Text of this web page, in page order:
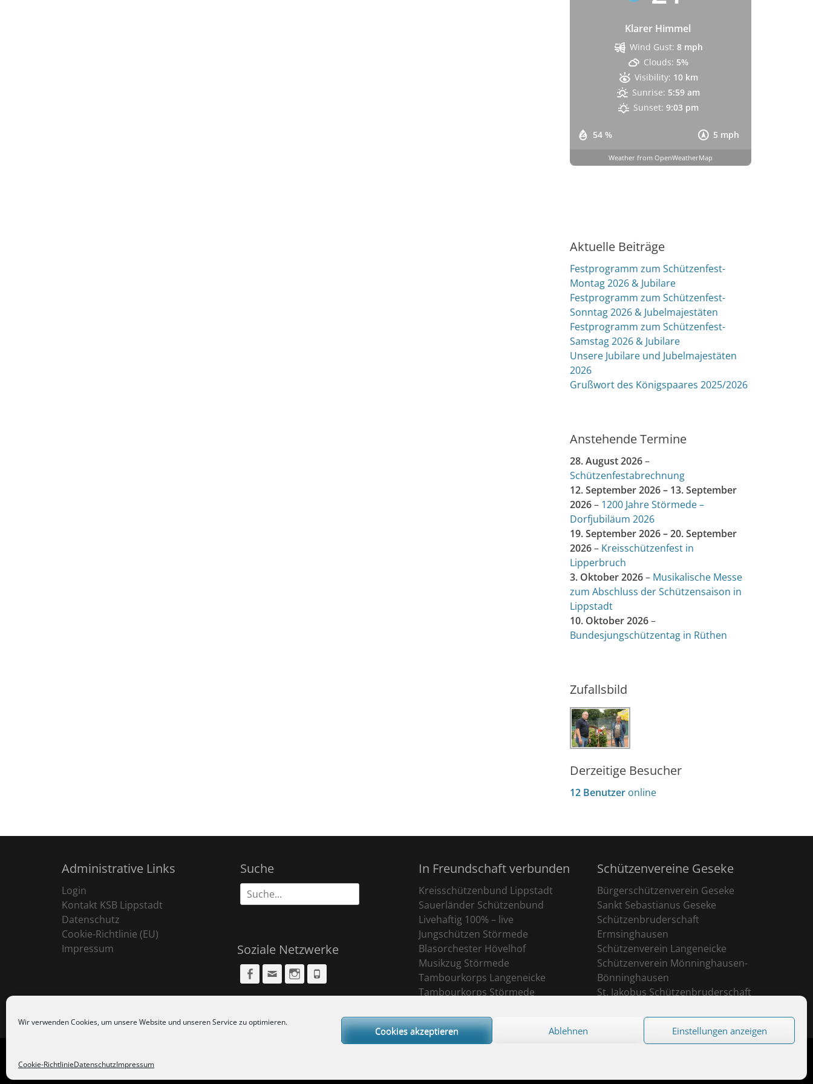
Wir verwenden Cookies, um unsere Website und unseren Service zu optimieren.
Cookies akzeptieren Ablehnen Einstellungen anzeigen
Cookie-RichtlinieDatenschutzImpressum
Klarer Himmel
54 % 5 mph
Wind Gust: 8 mph
Clouds: 5%
Visibility: 10 km
Sunrise: 5:59 am
Sunset: 9:03 pm
Weather from OpenWeatherMap
Aktuelle Beiträge
Festprogramm zum Schützenfest-
Montag 2026 & Jubilare
Festprogramm zum Schützenfest-
Sonntag 2026 & Jubelmajestäten
Festprogramm zum Schützenfest-
Samstag 2026 & Jubilare
Unsere Jubilare und Jubelmajestäten
2026
Grußwort des Königspaares 2025/2026
Anstehende Termine
28. August 2026–
Schützenfestabrechnung
12. September 2026– 13. September
2026– 1200 Jahre Störmede –
Dorfjubiläum 2026
19. September 2026–20. September
2026– Kreisschützenfest in
Lipperbruch
3. Oktober 2026– Musikalische Messe
zum Abschluss der Schützensaison in
Lippstadt
10. Oktober 2026–
Bundesjungschützentag in Rüthen
Zufallsbild
Derzeitige Besucher
12 Benutzer online
Administrative Links
Login
Kontakt KSB Lippstadt
Datenschutz
Cookie-Richtlinie (EU)
Impressum
Suche
Suche
nach:
Soziale Netzwerke
Facebook
Email Instagram
In Freundschaft verbunden
Kreisschützenbund Lippstadt
Sauerländer Schützenbund
Livehaftig 100% – live
Jungschützen Störmede
Blasorchester Hövelhof
Musikzug Störmede
Tambourkorps Langeneicke
Tambourkorps Störmede
Schützenvereine Geseke
Bürgerschützenverein Geseke
Sankt Sebastianus Geseke
Schützenbruderschaft
Ermsinghausen
Schützenverein Langeneicke
Schützenverein Mönninghausen-
Bönninghausen
St. Jakobus Schützenbruderschaft